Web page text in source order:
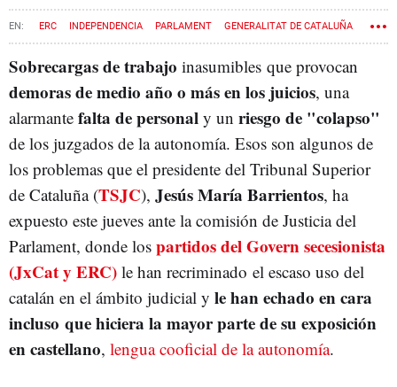
ERC INDEPENDENCIA PARLAMENT GENERALITAT DE CATALUÑA
Sobrecargas de trabajo inasumibles que provocan
demoras de medio año o más en los juicios, una
alarmante falta de personal y un riesgo de "colapso"
de los juzgados de la autonomía. Esos son algunos de
los problemas que el presidente del Tribunal Superior
de Cataluña (TSJC), Jesús María Barrientos, ha
expuesto este jueves ante la comisión de Justicia del
Parlament, donde los partidos del Govern secesionista
(JxCat y ERC) le han recriminado el escaso uso del
catalán en el ámbito judicial y le han echado en cara
incluso que hiciera la mayor parte de su exposición
en castellano, lengua cooficial de la autonomía.